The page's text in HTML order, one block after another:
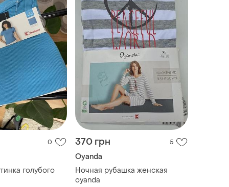
0
голубого
370 грн 5
Oyanda
Ночная рубашка женская
oyanda